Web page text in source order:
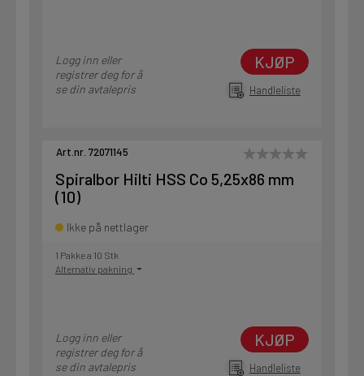
Logg inn eller
registrer deg for å
se din avtalepris
KJØP
Handleliste
Art.nr. 72071145
Spiralbor Hilti HSS Co 5,25x86 mm
(10)
Ikke på nettlager
1 Pakke a 10 Stk
Alternativ pakning
Logg inn eller
registrer deg for å
se din avtalepris
KJØP
Handleliste